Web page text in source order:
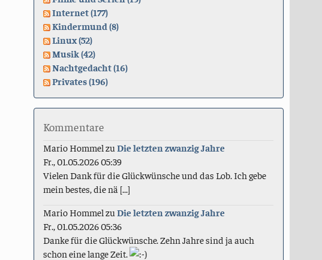
Internet (177)
Kindermund (8)
Linux (52)
Musik (42)
Nachtgedacht (16)
Privates (196)
Kommentare
Mario Hommel zuDie letzten zwanzig Jahre
Fr., 01.05.2026 05:39
Vielen Dank für die Glückwünsche und das Lob. Ich gebe
mein bestes, die nä [...]
Mario Hommel zuDie letzten zwanzig Jahre
Fr., 01.05.2026 05:36
Danke für die Glückwünsche. Zehn Jahre sind ja auch
schon eine lange Zeit.